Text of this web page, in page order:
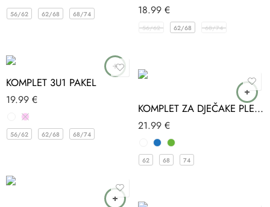
56/62 62/68 68/74 18.99 €
56/62 62/68 68/74
KOMPLET 3U1 PAKEL
19.99 €
56/62 62/68 68/74
KOMPLET ZA DJEČAKE PLETENI JOYOLA
21.99 €
62 68 74